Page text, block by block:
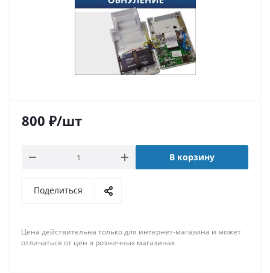
800 ₽/шт
В корзину
Поделиться
Цена действительна только для интернет-магазина и может
отличаться от цен в розничных магазинах